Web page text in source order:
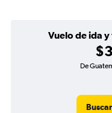
Vuelo de ida
De